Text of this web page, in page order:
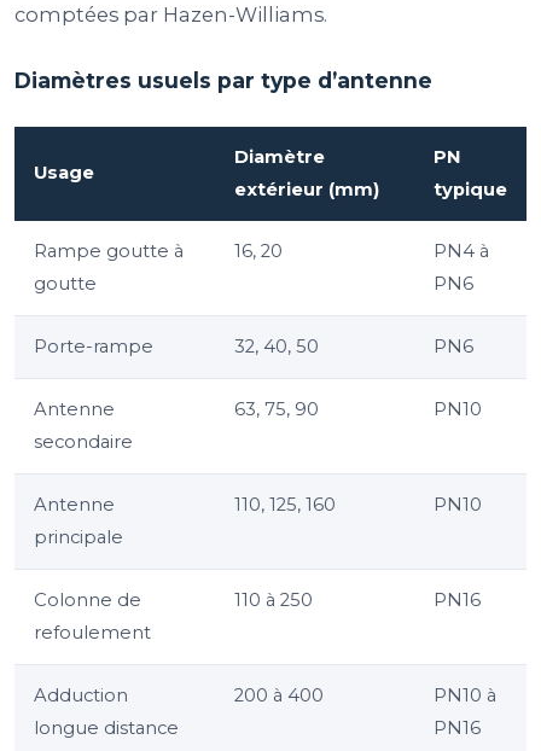
comptées par Hazen-Williams.
Diamètres usuels par type d’antenne
Usage
Diamètre
extérieur (mm)
PN
typique
Rampe goutte à
goutte
16, 20
PN4 à
PN6
Porte-rampe 32, 40, 50 PN6
Antenne
secondaire
63, 75, 90 PN10
Antenne
principale
110, 125, 160 PN10
Colonne de
refoulement
110 à 250 PN16
Adduction
longue distance
200 à 400
PN10 à
PN16